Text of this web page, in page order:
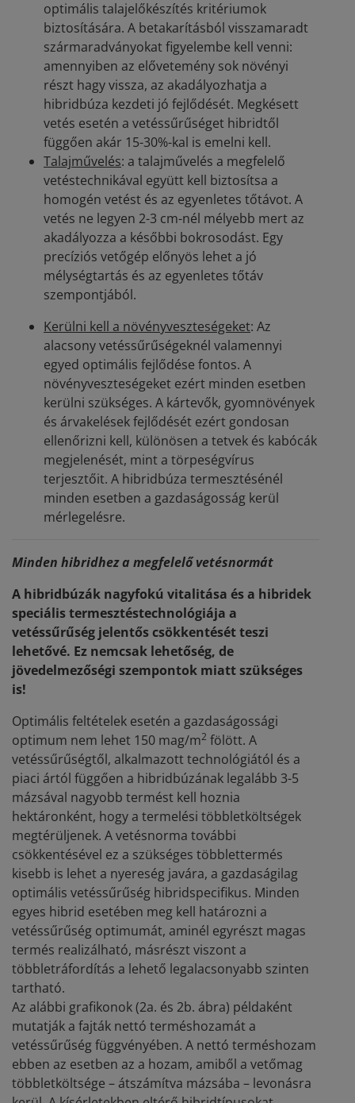
optimális talajelőkészítés kritériumok
biztosítására. A betakarításból visszamaradt
szármaradványokat figyelembe kell venni:
amennyiben az elővetemény sok növényi
részt hagy vissza, az akadályozhatja a
hibridbúza kezdeti jó fejlődését. Megkésett
vetés esetén a vetéssűrűséget hibridtől
függően akár 15-30%-kal is emelni kell.
Talajművelés: a talajművelés a megfelelő
vetéstechnikával együtt kell biztosítsa a
homogén vetést és az egyenletes tőtávot. A
vetés ne legyen 2-3 cm-nél mélyebb mert az
akadályozza a későbbi bokrosodást. Egy
precíziós vetőgép előnyös lehet a jó
mélységtartás és az egyenletes tőtáv
szempontjából.
Kerülni kell a növényveszteségeket: Az
alacsony vetéssűrűségeknél valamennyi
egyed optimális fejlődése fontos. A
növényveszteségeket ezért minden esetben
kerülni szükséges. A kártevők, gyomnövények
és árvakelések fejlődését ezért gondosan
ellenőrizni kell, különösen a tetvek és kabócák
megjelenését, mint a törpeségvírus
terjesztőit. A hibridbúza termesztésénél
minden esetben a gazdaságosság kerül
mérlegelésre.
Minden hibridhez a megfelelő vetésnormát
A hibridbúzák nagyfokú vitalitása és a hibridek
speciális termesztéstechnológiája a
vetéssűrűség jelentős csökkentését teszi
lehetővé. Ez nemcsak lehetőség, de
jövedelmezőségi szempontok miatt szükséges
is!
Optimális feltételek esetén a gazdaságossági
optimum nem lehet 150 mag/m2 fölött. A
vetéssűrűségtől, alkalmazott technológiától és a
piaci ártól függően a hibridbúzának legalább 3-5
mázsával nagyobb termést kell hoznia
hektáronként, hogy a termelési többletköltségek
megtérüljenek. A vetésnorma további
csökkentésével ez a szükséges többlettermés
kisebb is lehet a nyereség javára, a gazdaságilag
optimális vetéssűrűség hibridspecifikus. Minden
egyes hibrid esetében meg kell határozni a
vetéssűrűség optimumát, aminél egyrészt magas
termés realizálható, másrészt viszont a
többletráfordítás a lehető legalacsonyabb szinten
tartható.
Az alábbi grafikonok (2a. és 2b. ábra) példaként
mutatják a fajták nettó terméshozamát a
vetéssűrűség függvényében. A nettó terméshozam
ebben az esetben az a hozam, amiből a vetőmag
többletköltsége – átszámítva mázsába – levonásra